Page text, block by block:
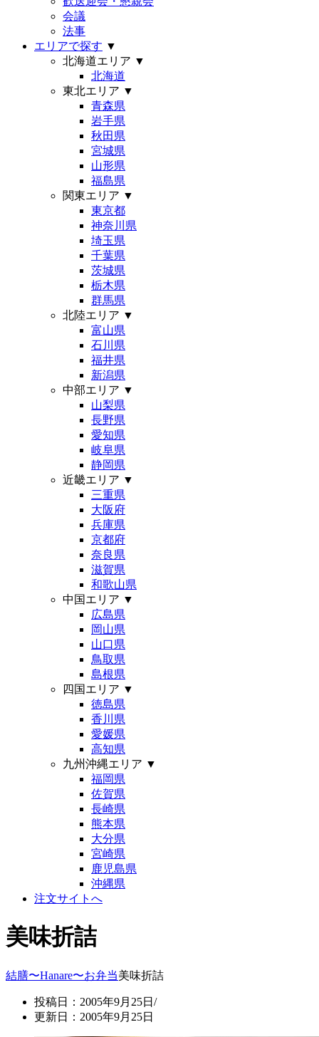
会議
法事
エリアで探す ▼
北海道エリア ▼
北海道
東北エリア ▼
青森県
岩手県
秋田県
宮城県
山形県
福島県
関東エリア ▼
東京都
神奈川県
埼玉県
千葉県
茨城県
栃木県
群馬県
北陸エリア ▼
富山県
石川県
福井県
新潟県
中部エリア ▼
山梨県
長野県
愛知県
岐阜県
静岡県
近畿エリア ▼
三重県
大阪府
兵庫県
京都府
奈良県
滋賀県
和歌山県
中国エリア ▼
広島県
岡山県
山口県
鳥取県
島根県
四国エリア ▼
徳島県
香川県
愛媛県
高知県
九州沖縄エリア ▼
福岡県
佐賀県
長崎県
熊本県
大分県
宮崎県
鹿児島県
沖縄県
注文サイトへ
美味折詰
結膳〜Hanare〜お弁当美味折詰
投稿日：2005年9月25日/
更新日：2005年9月25日